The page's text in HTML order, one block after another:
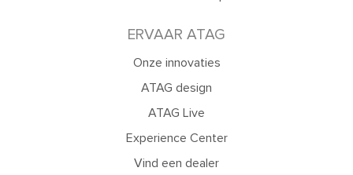
ERVAAR ATAG
Onze innovaties
ATAG design
ATAG Live
Experience Center
Vind een dealer